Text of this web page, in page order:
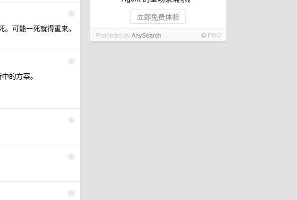
立即免费体验
Promoted byAnySearch PRO
2
可能一死就得重来。
3
的方案。
4
5
6